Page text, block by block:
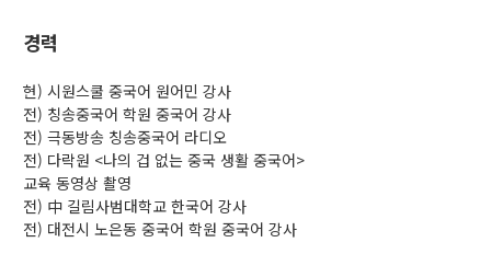
경력
현) 시원스쿨 중국어 원어민 강사
전) 칭송중국어 학원 중국어 강사
전) 극동방송 칭송중국어 라디오
전) 다락원 <나의 겁 없는 중국 생활 중국어>
교육 동영상 촬영
전) 中 길림사범대학교 한국어 강사
전) 대전시 노은동 중국어 학원 중국어 강사